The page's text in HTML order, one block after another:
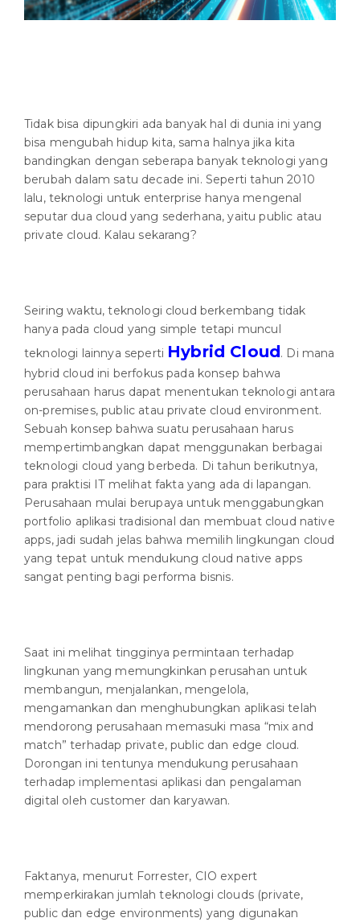
Tidak bisa dipungkiri ada banyak hal di dunia ini yang
bisa mengubah hidup kita, sama halnya jika kita
bandingkan dengan seberapa banyak teknologi yang
berubah dalam satu decade ini. Seperti tahun 2010
lalu, teknologi untuk enterprise hanya mengenal
seputar dua cloud yang sederhana, yaitu public atau
private cloud. Kalau sekarang?
Seiring waktu, teknologi cloud berkembang tidak
hanya pada cloud yang simple tetapi muncul
teknologi lainnya seperti Hybrid Cloud. Di mana
hybrid cloud ini berfokus pada konsep bahwa
perusahaan harus dapat menentukan teknologi antara
on-premises, public atau private cloud environment.
Sebuah konsep bahwa suatu perusahaan harus
mempertimbangkan dapat menggunakan berbagai
teknologi cloud yang berbeda. Di tahun berikutnya,
para praktisi IT melihat fakta yang ada di lapangan.
Perusahaan mulai berupaya untuk menggabungkan
portfolio aplikasi tradisional dan membuat cloud native
apps, jadi sudah jelas bahwa memilih lingkungan cloud
yang tepat untuk mendukung cloud native apps
sangat penting bagi performa bisnis.
Saat ini melihat tingginya permintaan terhadap
lingkunan yang memungkinkan perusahan untuk
membangun, menjalankan, mengelola,
mengamankan dan menghubungkan aplikasi telah
mendorong perusahaan memasuki masa “mix and
match” terhadap private, public dan edge cloud.
Dorongan ini tentunya mendukung perusahaan
terhadap implementasi aplikasi dan pengalaman
digital oleh customer dan karyawan.
Faktanya, menurut Forrester, CIO expert
memperkirakan jumlah teknologi clouds (private,
public dan edge environments) yang digunakan